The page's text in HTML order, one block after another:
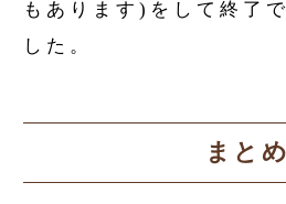
もあります)をして終了
した。
まとめ